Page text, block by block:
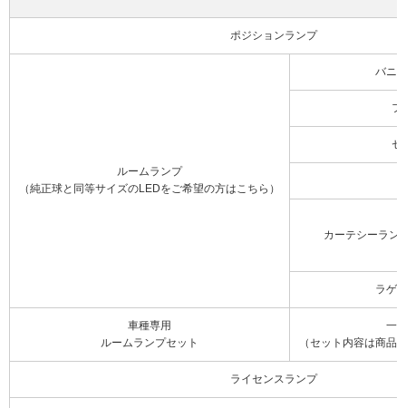
ポジションランプ
ルームランプ
（純正球と同等サイズのLEDをご希望の方はこちら）
バニ
フ
セ
カーテシーラン
ラゲ
車種専用
ルームランプセット
一
（セット内容は商品
ライセンスランプ